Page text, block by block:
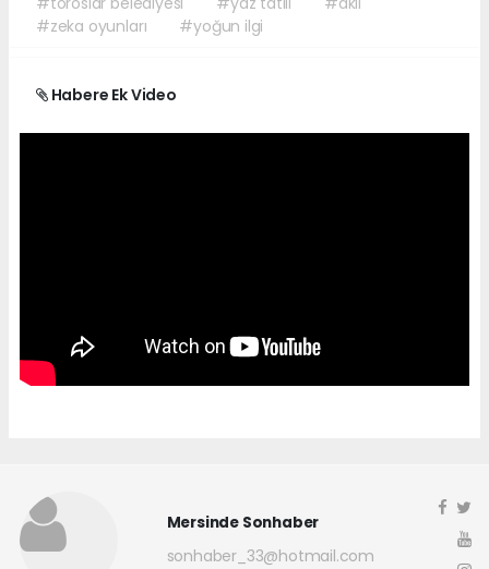
#zeka oyunları
#yoğun ilgi
Habere Ek Video
Mersinde Sonhaber
sonhaber_33@hotmail.com